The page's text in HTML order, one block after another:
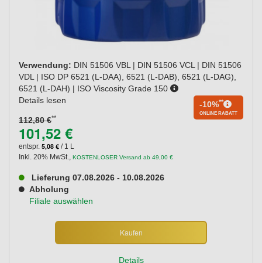
Verwendung: DIN 51506 VBL | DIN 51506 VCL | DIN 51506
VDL | ISO DP 6521 (L-DAA), 6521 (L-DAB), 6521 (L-DAG),
6521 (L-DAH) | ISO Viscosity Grade 150
Details lesen
112,80 €**
-10%**
ONLINE RABATT
101,52 €
entspr. 5,08 € / 1 L
Inkl. 20% MwSt., KOSTENLOSER Versand ab 49,00 €
Lieferung 07.08.2026 - 10.08.2026
Abholung
Filiale auswählen
Kaufen
Details